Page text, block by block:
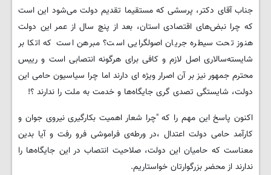
جناب آقای دکتر، پرسشی که مستقیما تقدیم دولت می‌شود این است
که چرا نبض‌های اقتصادی استان، بعد از پنچ سال از عمر این دولت
هنوز تحت سیطره جریان اصولگرایی است؟ مبرهن است که اتکا بر
شایسته‌سالاری اصل لازم و کافی برای هرگونه انتصابی است و رییس
محترم جمهور نیز بر آن اصرار ویژه ای دارند اما چرا سیاسیون حامی این
دولت، شایستگی تصدی گری جایگاه‌ها و خدمت به ملت را ندارند ؟!
اکنون پاسخ این مهم را که "چرا شعار اهمیت بکارگیری نیروی جوان و
کارآمد حامی دولت اعتدال ،در ورطه‌ی فراموشی فرو رفت و آیا بدین
معناست که حامیان این دولت، صلاحیت انتصاب در این جایگاه‌ها را
ندارند از محضر بزرگوارتان خواستاریم.